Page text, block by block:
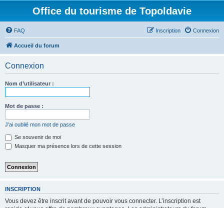
Office du tourisme de Topoldavie
FAQ Connexion
Inscription
Accueil du forum
Connexion
Nom d’utilisateur :
Mot de passe :
J’ai oublié mon mot de passe
Se souvenir de moi
Masquer ma présence lors de cette session
INSCRIPTION
Vous devez être inscrit avant de pouvoir vous connecter. L’inscription est